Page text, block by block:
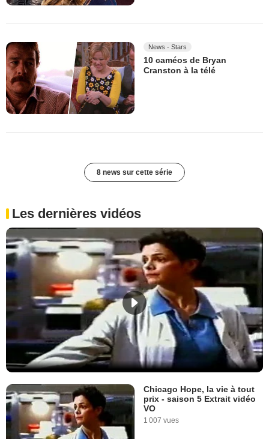
News - Stars
10 caméos de Bryan
Cranston à la télé
8 news sur cette série
Les dernières vidéos
Chicago Hope, la vie à tout
prix - saison 5 Extrait vidéo
VO
1 007 vues